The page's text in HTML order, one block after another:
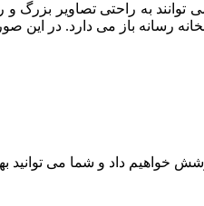
به راحتی تصاویر بزرگ و
رسانه باز می دارد. در این
داد و شما می توانید